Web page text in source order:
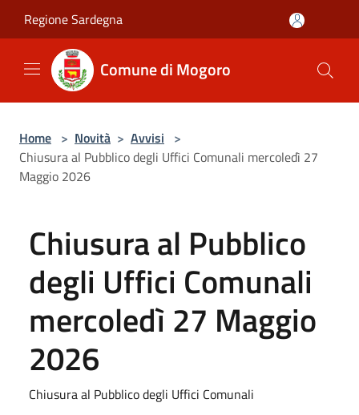
Regione Sardegna
Comune di Mogoro
Home > Novità > Avvisi >
Chiusura al Pubblico degli Uffici Comunali mercoledì 27
Maggio 2026
Chiusura al Pubblico
degli Uffici Comunali
mercoledì 27 Maggio
2026
Chiusura al Pubblico degli Uffici Comunali